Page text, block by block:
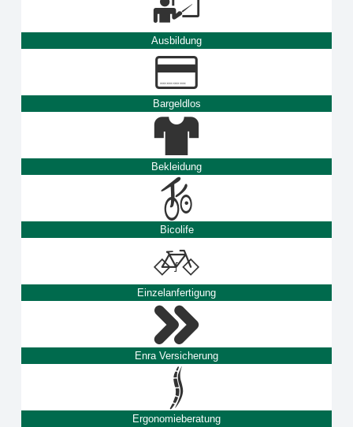
Ausbildung
Bargeldlos
Bekleidung
Bicolife
Einzelanfertigung
Enra Versicherung
Ergonomieberatung